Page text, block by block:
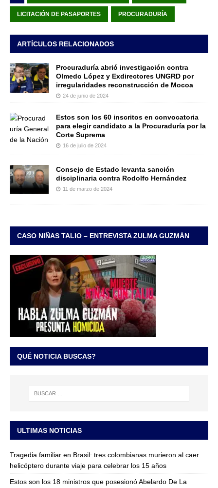
LICITACIÓN DE PASAPORTES PROCURADURÍA
ARTÍCULOS RELACIONADOS
Procuraduría abrió investigación contra
Olmedo López y Exdirectores UNGRD por
irregularidades reconstrucción de Mocoa
24 de junio de 2024
Estos son los 60 inscritos en convocatoria
para elegir candidato a la Procuraduría por la
Corte Suprema
16 de julio de 2024
Consejo de Estado levanta sanción
disciplinaria contra Rodolfo Hernández
11 de marzo de 2024
CASO NIÑAS TALIO – ENTREVISTA ZULMA GUZMÁN
QUÉ NOTICIA BUSCAS?
ULTIMAS NOTICIAS
Tragedia familiar en Brasil: tres colombianas murieron al caer
helicóptero durante viaje para celebrar los 15 años
Estos son los 18 ministros que posesionó Abelardo De La